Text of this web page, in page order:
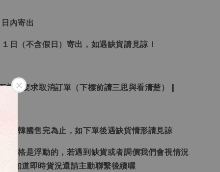
內寄出
日（不含假日）寄出，如遇缺貨請見諒！
標後要求取消訂單（下標前請三思與看清楚）❙
、韓國售完為止，如下單後遇缺貨情形請見諒
價格是浮動的，若遇到缺貨或者調價我們會視情況
要知道即時貨況還請主動聯繫後續喔